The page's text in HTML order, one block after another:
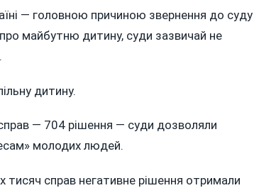
— головною причиною звернення до суду
про майбутню дитину, суди зазвичай не
дитину.
справ — 704 рішення — суди дозволяли
молодих людей.
тисяч справ негативне рішення отримали